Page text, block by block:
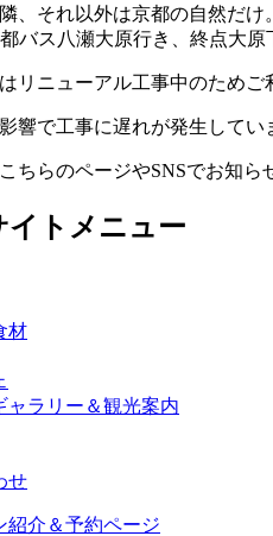
、それ以外は京都の自然だ
バス八瀬大原行き、終点大原
リニューアル工事中のためご
響で工事に遅れが発生してい
ちらのページやSNSでお知ら
イトメニュー
材
ャラリー＆観光案内
せ
紹介＆予約ページ